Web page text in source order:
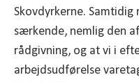
Skovdyrkerne.
særkende, nemlig den
rådgivning, og at vi i
arbejdsudførelse